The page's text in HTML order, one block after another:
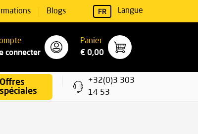
Blogs FR Langue
connecter
Panier
€ 0,00
Offres
spéciales
+32(0)3 303
14 53